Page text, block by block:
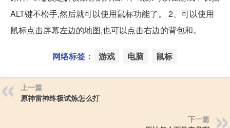
ALT键不松手,然后就可以使用鼠标功能了。 2、可以使用
鼠标点击屏幕左边的地图,也可以点击右边的背包和。
网络标签： 游戏 电脑 鼠标
上一篇
原神雷神终极试炼怎么打
下一篇